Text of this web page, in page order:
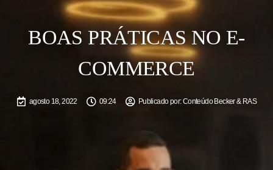
BOAS PRÁTICAS NO E-
COMMERCE
agosto 18, 2022 09:24 Publicado por:Conteúdo Becker & RAS